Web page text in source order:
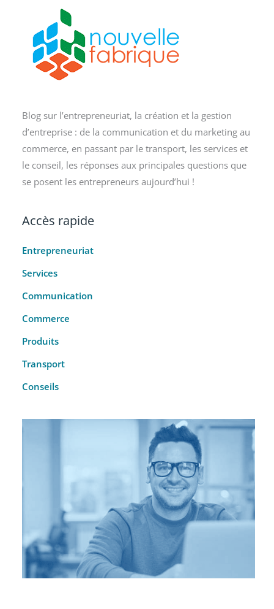
Blog sur l’entrepreneuriat, la création et la gestion
d’entreprise : de la communication et du marketing au
commerce, en passant par le transport, les services et
le conseil, les réponses aux principales questions que
se posent les entrepreneurs aujourd’hui !
Accès rapide
Entrepreneuriat
Services
Communication
Commerce
Produits
Transport
Conseils